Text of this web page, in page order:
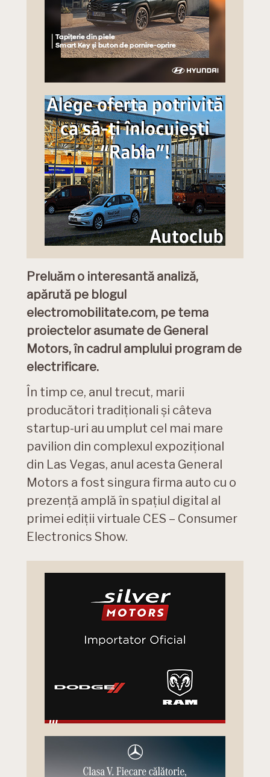
Preluăm o interesantă analiză,
apărută pe blogul
electromobilitate.com, pe tema
proiectelor asumate de General
Motors, în cadrul amplului program de
electrificare.
În timp ce, anul trecut, marii
producători tradiționali și câteva
startup-uri au umplut cel mai mare
pavilion din complexul expozițional
din Las Vegas, anul acesta General
Motors a fost singura firma auto cu o
prezență amplă în spațiul digital al
primei ediții virtuale CES – Consumer
Electronics Show.